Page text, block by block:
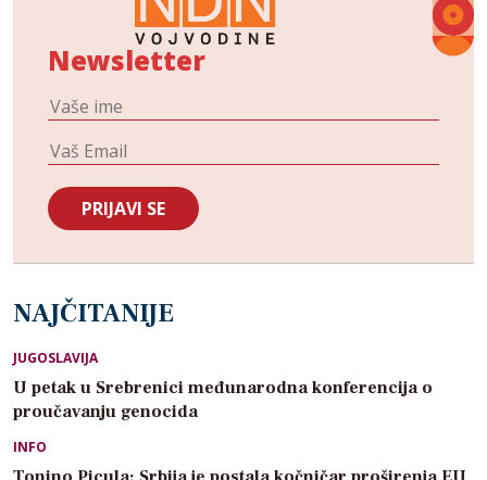
Newsletter
NAJČITANIJE
JUGOSLAVIJA
U petak u Srebrenici međunarodna konferencija o
proučavanju genocida
INFO